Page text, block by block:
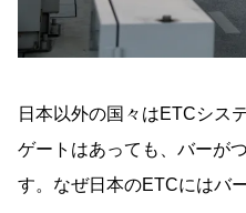
日本以外の国々はETCシス
ゲートはあっても、バーが
す。なぜ日本のETCにはバ